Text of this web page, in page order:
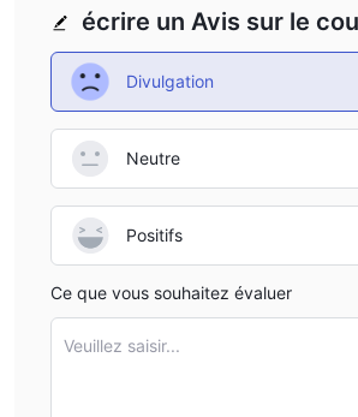
écrire un Avis sur le
Divulgation
Neutre
Positifs
Ce que vous souhaitez évaluer
Veuillez saisir...